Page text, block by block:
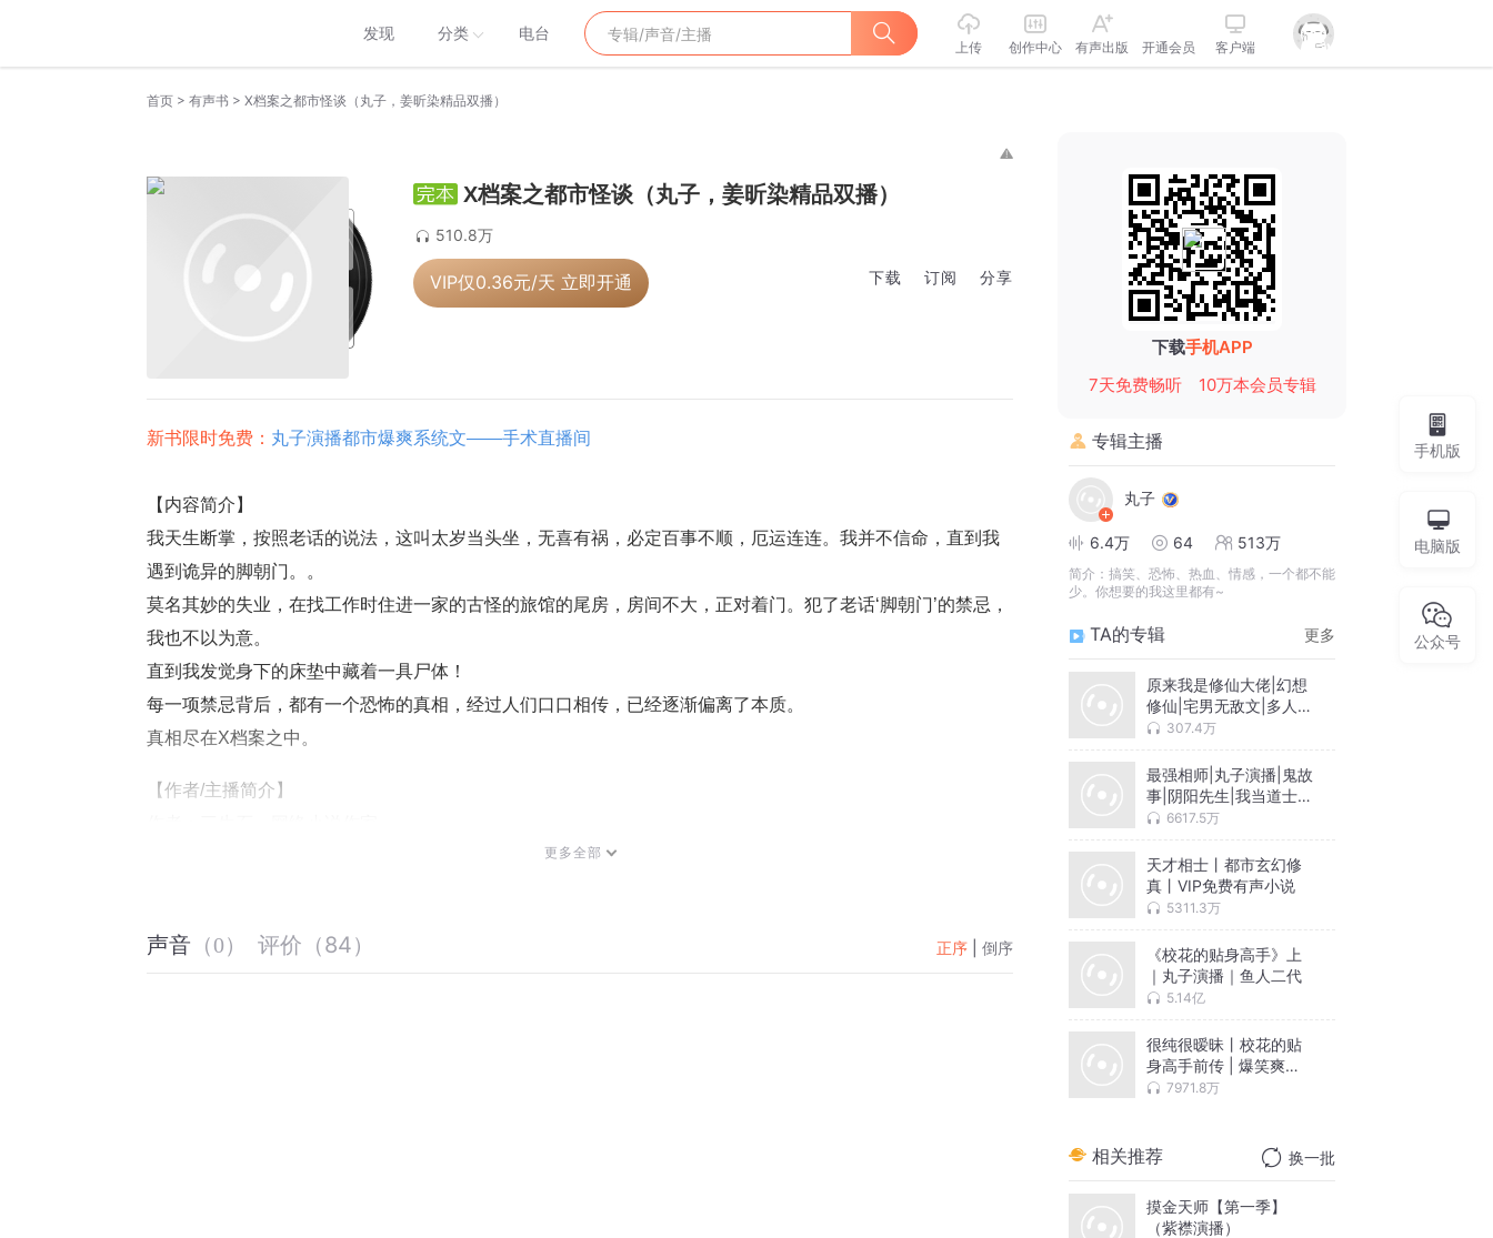
发现 分类 电台
上传 创作中心 有声出版 开通会员 客户端
首页 > 有声书 > X档案之都市怪谈（丸子，姜昕染精品双播）
X档案之都市怪谈（丸子，姜昕染精品双播）
510.8万
VIP仅0.36元/天 立即开通 下载 订阅 分享
新书限时免费： 丸子演播都市爆爽系统文——手术直播间
【内容简介】
我天生断掌，按照老话的说法，这叫太岁当头坐，无喜有祸，必定百事不顺，厄运连连。我并不信命，直到我
遇到诡异的脚朝门。。
莫名其妙的失业，在找工作时住进一家的古怪的旅馆的尾房，房间不大，正对着门。犯了老话‘脚朝门’的禁忌，
我也不以为意。
直到我发觉身下的床垫中藏着一具尸体！
每一项禁忌背后，都有一个恐怖的真相，经过人们口口相传，已经逐渐偏离了本质。
真相尽在X档案之中。
【作者/主播简介】
更多全部
声音 （0） 评价 （84） 正序 倒序
下载手机APP
7天免费畅听
10万本会员专辑
专辑主播
丸子
6.4万 64 513万
简介： 搞笑、恐怖、热血、情感，一个都不能
少。你想要的我这里都有~
TA的专辑 更多
原来我是修仙大佬|幻想
修仙|宅男无敌文|多人有
声剧307.4万
最强相师|丸子演播|鬼故
事|阴阳先生|我当道士那
些年|恐怖故事
6617.5万
天才相士丨都市玄幻修
真丨VIP免费有声小说
5311.3万
《校花的贴身高手》上
｜丸子演播｜鱼人二代
5.14亿
很纯很暧昧丨校花的贴
身高手前传 | 爆笑爽文|
拿下校花
7971.8万
相关推荐 换一批
摸金天师【第一季】
（紫襟演播）
手机版
电脑版
公众号